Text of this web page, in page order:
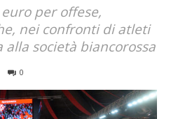
per offese,
nei confronti di atleti
società biancorossa
0